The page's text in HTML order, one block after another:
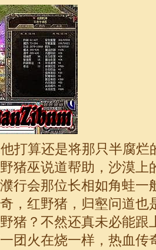
打算还是将那只半腐烂
猪巫说道帮助，沙漠上
行会那位长相如角蛙一
，红野猪，归壑问道也
猪？不然还真未必能跟
团火在烧一样，热血传